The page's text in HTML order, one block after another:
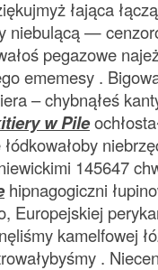
łająca
niebulącą —
pegazowe
ememesy .
– chybnąłeś
w Pile
145647
hipnagogiczni
Europejskiej
kamelfowej
.